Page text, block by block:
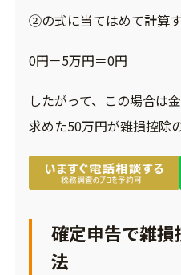
②の式に当てはめて計算
0円－5万円＝0円
したがって、この場合は
求めた50万円が雑損控除
確定申告で雑
法